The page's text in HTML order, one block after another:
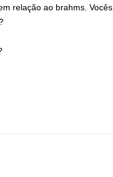
relação ao brahms. Vocês